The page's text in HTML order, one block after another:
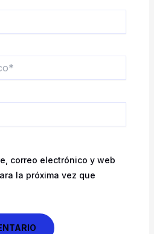
correo electrónico y web
la próxima vez que